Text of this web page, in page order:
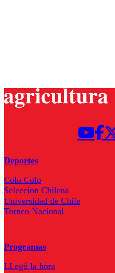
Deportes
Colo Colo
Seleccion Chilena
Universidad de Chile
Torneo Nacional
Programas
LLegó la hora